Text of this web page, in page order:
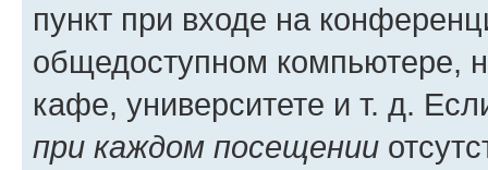
пункт при входе на
общедоступном компьютере,
кафе, университете и т. д.
при каждом посещении